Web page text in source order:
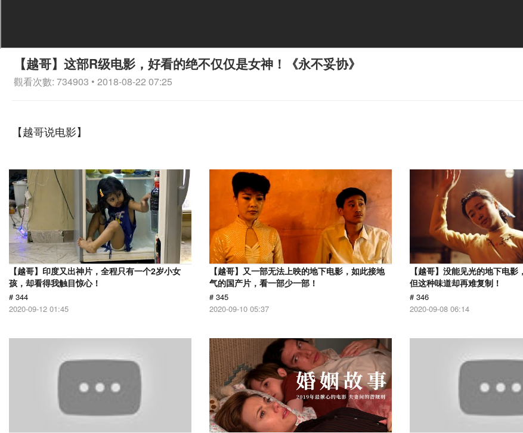
【越哥】这部R级电影，好看的绝不仅仅是女神！《永不妥协》
觀看次數: 734903 • 2018-08-22 07:25
【越哥说电影】
【越哥】印度又出神片，全程只有一个2岁小女
孩，却看得我触目惊心！
# 344
2020-09-12 01:45
【越哥】又一部无法上映的地下电影，如此接地
气的国产片，看一部少一部！
# 345
2020-09-10 05:37
【越哥】没能见光的地下电影
但这种味道却再难复制！
# 346
2020-09-08 06:14